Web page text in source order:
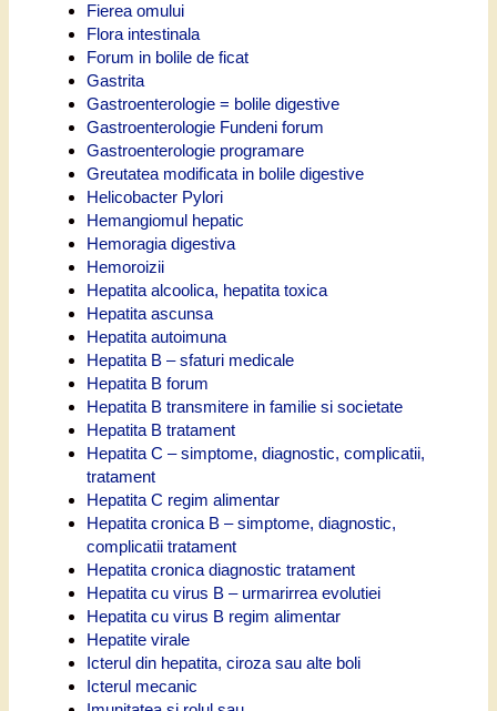
Fierea omului
Flora intestinala
Forum in bolile de ficat
Gastrita
Gastroenterologie = bolile digestive
Gastroenterologie Fundeni forum
Gastroenterologie programare
Greutatea modificata in bolile digestive
Helicobacter Pylori
Hemangiomul hepatic
Hemoragia digestiva
Hemoroizii
Hepatita alcoolica, hepatita toxica
Hepatita ascunsa
Hepatita autoimuna
Hepatita B – sfaturi medicale
Hepatita B forum
Hepatita B transmitere in familie si societate
Hepatita B tratament
Hepatita C – simptome, diagnostic, complicatii,
tratament
Hepatita C regim alimentar
Hepatita cronica B – simptome, diagnostic,
complicatii tratament
Hepatita cronica diagnostic tratament
Hepatita cu virus B – urmarirrea evolutiei
Hepatita cu virus B regim alimentar
Hepatite virale
Icterul din hepatita, ciroza sau alte boli
Icterul mecanic